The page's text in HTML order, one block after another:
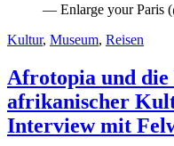
— Enlarge your Paris
Kultur, Museum, Reisen
Afrotopia und
afrikanischer
Interview mit